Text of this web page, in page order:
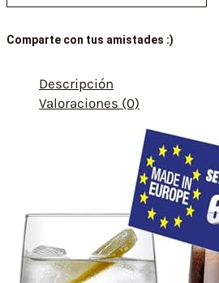
Comparte con tus amistades :)
Descripción
Valoraciones (0)